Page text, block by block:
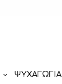
ΨΥΧΑΓΩΓΙΑ